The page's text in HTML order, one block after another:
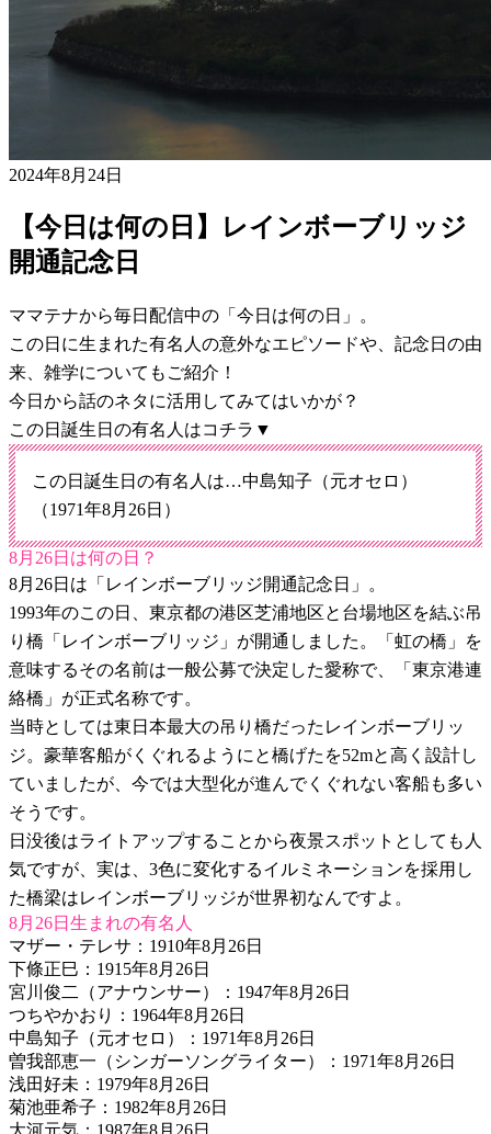
2024年8月24日
【今日は何の日】レインボーブリッジ
開通記念日
ママテナから毎日配信中の「今日は何の日」。
この日に生まれた有名人の意外なエピソードや、記念日の由
来、雑学についてもご紹介！
今日から話のネタに活用してみてはいかが？
この日誕生日の有名人はコチラ▼
この日誕生日の有名人は…中島知子（元オセロ）
（1971年8月26日）
8月26日は何の日？
8月26日は「レインボーブリッジ開通記念日」。
1993年のこの日、東京都の港区芝浦地区と台場地区を結ぶ吊
り橋「レインボーブリッジ」が開通しました。「虹の橋」を
意味するその名前は一般公募で決定した愛称で、「東京港連
絡橋」が正式名称です。
当時としては東日本最大の吊り橋だったレインボーブリッ
ジ。豪華客船がくぐれるようにと橋げたを52mと高く設計し
ていましたが、今では大型化が進んでくぐれない客船も多い
そうです。
日没後はライトアップすることから夜景スポットとしても人
気ですが、実は、3色に変化するイルミネーションを採用し
た橋梁はレインボーブリッジが世界初なんですよ。
8月26日生まれの有名人
マザー・テレサ：1910年8月26日
下條正巳：1915年8月26日
宮川俊二（アナウンサー）：1947年8月26日
つちやかおり：1964年8月26日
中島知子（元オセロ）：1971年8月26日
曽我部恵一（シンガーソングライター）：1971年8月26日
浅田好未：1979年8月26日
菊池亜希子：1982年8月26日
大河元気：1987年8月26日